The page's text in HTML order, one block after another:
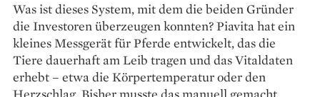
Was ist dieses System, mit dem die ­beiden Gründer
die Investoren überzeugen konnten? ­Piavita hat ein
kleines Messgerät für Pferde entwickelt, das die
Tiere dauerhaft am Leib tragen und das Vitaldaten
erhebt – etwa die Körpertemperatur oder den